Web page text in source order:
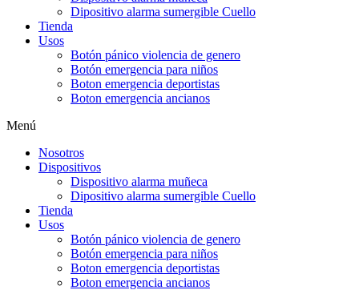
Dipositivo alarma sumergible Cuello
Tienda
Usos
Botón pánico violencia de genero
Botón emergencia para niños
Boton emergencia deportistas
Boton emergencia ancianos
Menú
Nosotros
Dispositivos
Dispositivo alarma muñeca
Dipositivo alarma sumergible Cuello
Tienda
Usos
Botón pánico violencia de genero
Botón emergencia para niños
Boton emergencia deportistas
Boton emergencia ancianos